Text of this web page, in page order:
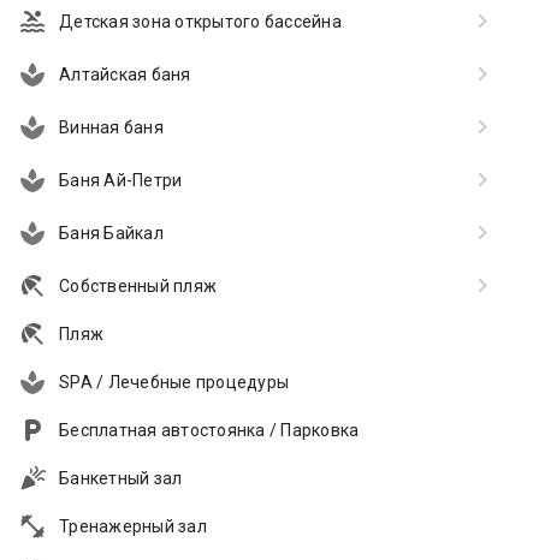
Детская зона открытого бассейна
Алтайская баня
Винная баня
Баня Ай-Петри
Баня Байкал
Собственный пляж
Пляж
SPA / Лечебные процедуры
Бесплатная автостоянка / Парковка
Банкетный зал
Тренажерный зал